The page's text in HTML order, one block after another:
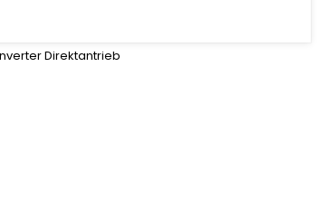
Direktantrieb